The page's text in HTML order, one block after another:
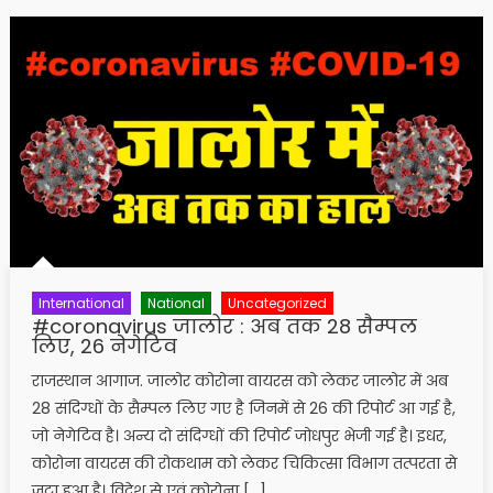
International National Uncategorized
#coronavirus जालोर : अब तक 28 सैम्पल
लिए, 26 नेगेटिव
राजस्थान आगाज. जालोर कोरोना वायरस को लेकर जालोर में अब
28 संदिग्धों के सैम्पल लिए गए है जिनमें से 26 की रिपोर्ट आ गई है,
जो नेगेटिव है। अन्य दो संदिग्धों की रिपोर्ट जोधपुर भेजी गई है। इधर,
कोरोना वायरस की रोकथाम को लेकर चिकित्सा विभाग तत्परता से